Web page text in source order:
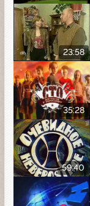
23:58
35:28
59:40